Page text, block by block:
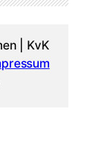
| KvK